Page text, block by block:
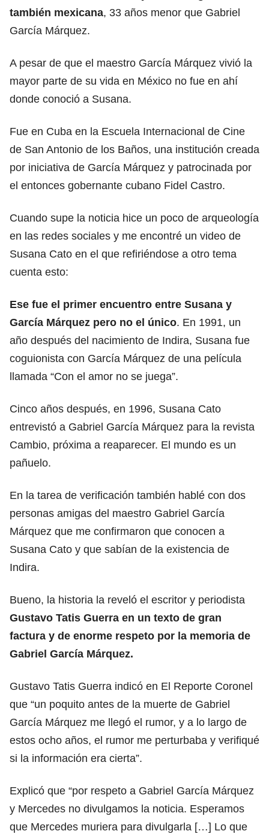
también mexicana, 33 años menor que Gabriel
García Márquez.
A pesar de que el maestro García Márquez vivió la
mayor parte de su vida en México no fue en ahí
donde conoció a Susana.
Fue en Cuba en la Escuela Internacional de Cine
de San Antonio de los Baños, una institución creada
por iniciativa de García Márquez y patrocinada por
el entonces gobernante cubano Fidel Castro.
Cuando supe la noticia hice un poco de arqueología
en las redes sociales y me encontré un video de
Susana Cato en el que refiriéndose a otro tema
cuenta esto:
Ese fue el primer encuentro entre Susana y
García Márquez pero no el único. En 1991, un
año después del nacimiento de Indira, Susana fue
coguionista con García Márquez de una película
llamada “Con el amor no se juega”.
Cinco años después, en 1996, Susana Cato
entrevistó a Gabriel García Márquez para la revista
Cambio, próxima a reaparecer. El mundo es un
pañuelo.
En la tarea de verificación también hablé con dos
personas amigas del maestro Gabriel García
Márquez que me confirmaron que conocen a
Susana Cato y que sabían de la existencia de
Indira.
Bueno, la historia la reveló el escritor y periodista
Gustavo Tatis Guerra en un texto de gran
factura y de enorme respeto por la memoria de
Gabriel García Márquez.
Gustavo Tatis Guerra indicó en El Reporte Coronel
que “un poquito antes de la muerte de Gabriel
García Márquez me llegó el rumor, y a lo largo de
estos ocho años, el rumor me perturbaba y verifiqué
si la información era cierta”.
Explicó que “por respeto a Gabriel García Márquez
y Mercedes no divulgamos la noticia. Esperamos
que Mercedes muriera para divulgarla […] Lo que